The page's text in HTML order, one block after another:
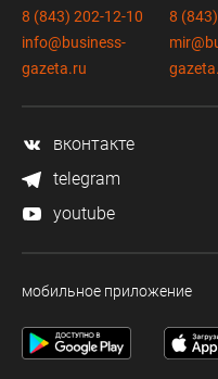
8 (843) 202-12-10
info@business-
gazeta.ru
8
вконтакте
telegram
youtube
мобильное приложение